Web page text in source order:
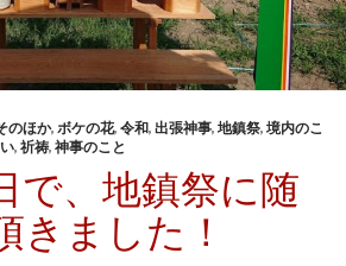
のほか, ボケの花, 令和, 出張神事, 地鎮祭, 境内のこ
, 祈祷, 神事のこと
で、地鎮祭に随
きました！